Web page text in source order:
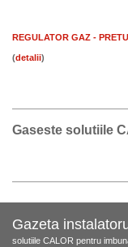
REGULATOR GAZ -
( )
Gaseste solutiile
Gazeta
solutiile CALOR pentru